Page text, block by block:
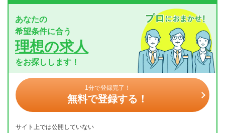
あなたの
希望条件に合う
理想の求人
をお探しします！
1分で登録完了！
無料で登録する！
サイト上では公開していない